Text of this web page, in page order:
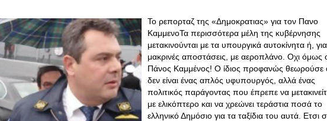
To ρεπορταζ της «Δημοκρατιας» για τον Πανο
ΚαμμενοΤα περισσότερα μέλη της κυβέρνησης
μετακινούνται με τα υπουργικά αυτοκίνητα ή, για
μακρινές αποστάσεις, με αεροπλάνο. Οχι όμως
Πάνος Καμμένος! Ο ίδιος προφανώς θεωρούσε
δεν είναι ένας απλός υφυπουργός, αλλά ένας
πολιτικός παράγοντας που έπρεπε να
με ελικόπτερο και να χρεώνει τεράστια ποσά το
ελληνικό Δημόσιο για τα ταξίδια του αυτά. Ετσι